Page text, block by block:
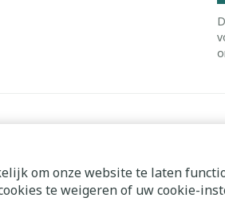
om onze website te laten
te weigeren of uw cookie-